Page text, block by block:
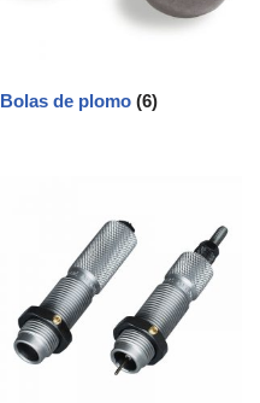
Bolas de plomo(6)